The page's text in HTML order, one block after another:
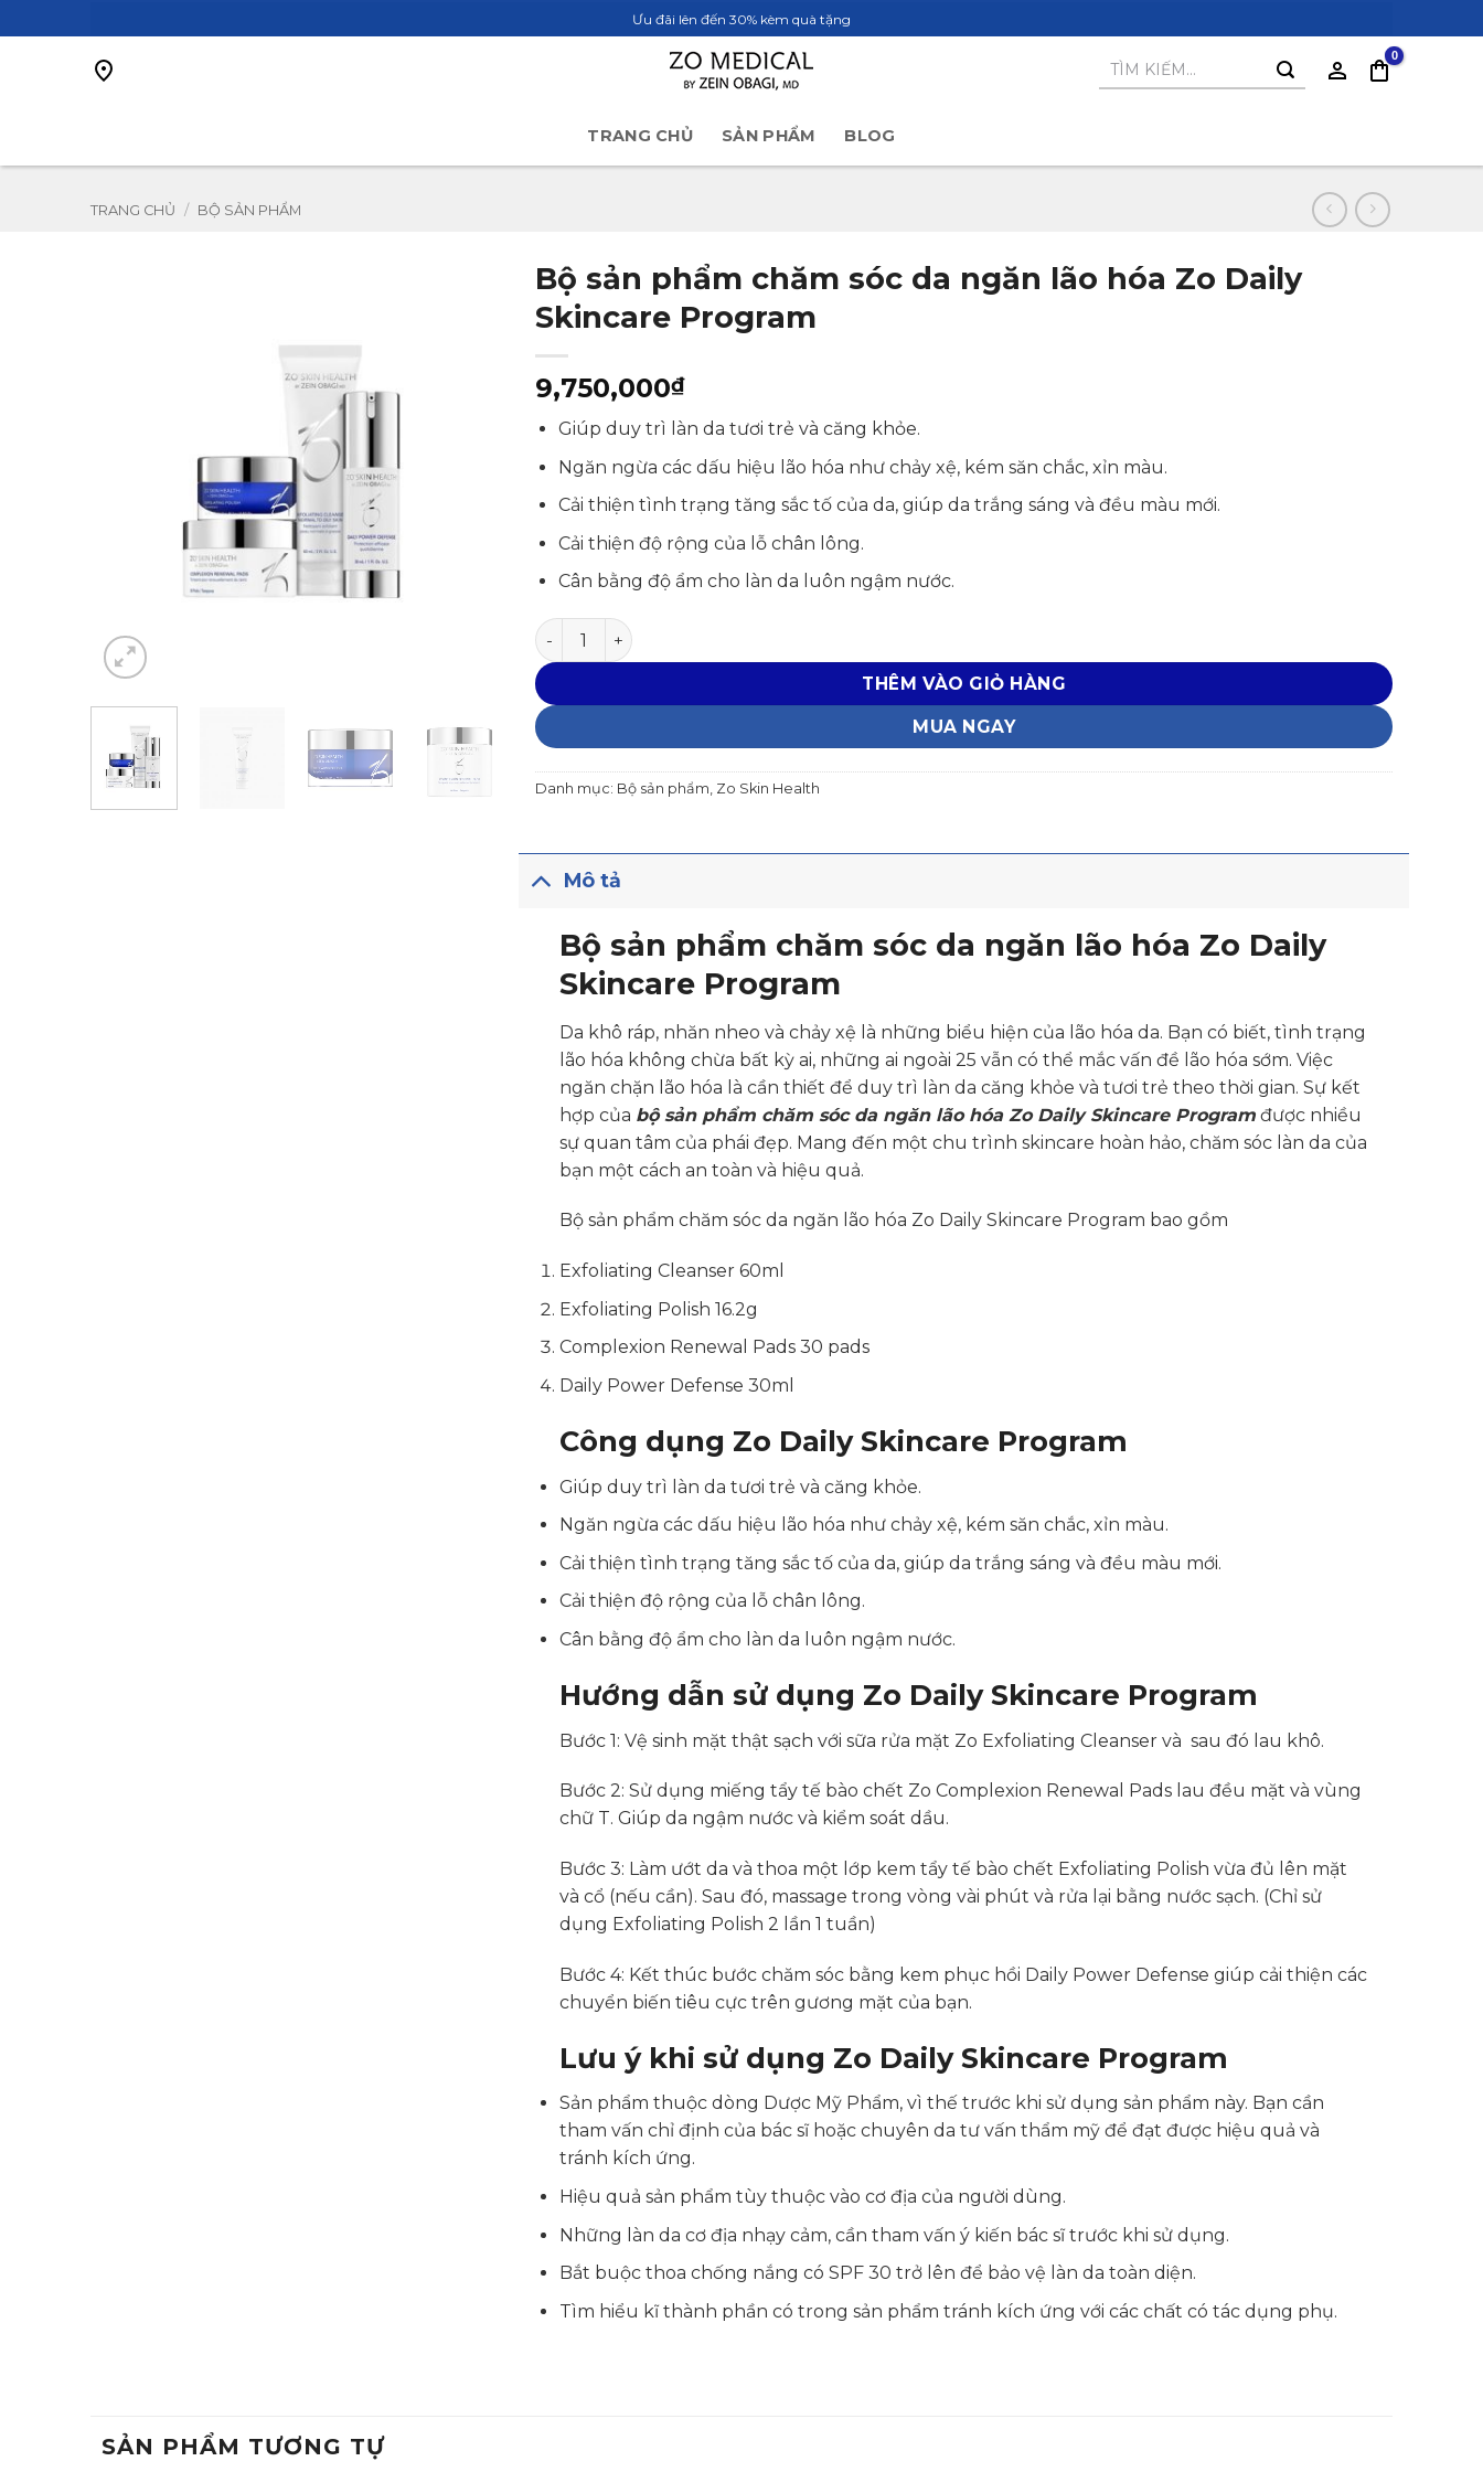
qua
Ưu đãi lên đến 30% kèm quà tặng
Tìm
TRANG CHỦ SẢN PHẨM BLOG
TRANG CHỦ / BỘ SẢN PHẨM
Bộ sản phẩm chăm sóc da ngăn lão hóa Zo Daily
Skincare Program
9,750,000₫
Giúp duy trì làn da tươi trẻ và căng khỏe.
Ngăn ngừa các dấu hiệu lão hóa như chảy xệ, kém săn chắc, xỉn màu.
Cải thiện tình trạng tăng sắc tố của da, giúp da trắng sáng và đều màu mới.
Cải thiện độ rộng của lỗ chân lông.
Cân bằng độ ẩm cho làn da luôn ngậm nước.
Bộ sản phẩm chăm sóc da ngăn lão hóa Zo Daily Skincare Program số lượng
THÊM VÀO GIỎ HÀNG
MUA NGAY
Danh mục: Bộ sản phẩm, Zo Skin Health
Mô tả
Bộ sản phẩm chăm sóc da ngăn lão hóa Zo Daily
Skincare Program
Da khô ráp, nhăn nheo và chảy xệ là những biểu hiện của lão hóa da. Bạn có biết, tình trạng
lão hóa không chừa bất kỳ ai, những ai ngoài 25 vẫn có thể mắc vấn đề lão hóa sớm. Việc
ngăn chặn lão hóa là cần thiết để duy trì làn da căng khỏe và tươi trẻ theo thời gian. Sự kết
hợp của bộ sản phẩm chăm sóc da ngăn lão hóa Zo Daily Skincare Program được nhiều
sự quan tâm của phái đẹp. Mang đến một chu trình skincare hoàn hảo, chăm sóc làn da của
bạn một cách an toàn và hiệu quả.
Bộ sản phẩm chăm sóc da ngăn lão hóa Zo Daily Skincare Program bao gồm
Exfoliating Cleanser 60ml
Exfoliating Polish 16.2g
Complexion Renewal Pads 30 pads
Daily Power Defense 30ml
Công dụng Zo Daily Skincare Program
Giúp duy trì làn da tươi trẻ và căng khỏe.
Ngăn ngừa các dấu hiệu lão hóa như chảy xệ, kém săn chắc, xỉn màu.
Cải thiện tình trạng tăng sắc tố của da, giúp da trắng sáng và đều màu mới.
Cải thiện độ rộng của lỗ chân lông.
Cân bằng độ ẩm cho làn da luôn ngậm nước.
Hướng dẫn sử dụng Zo Daily Skincare Program
Bước 1: Vệ sinh mặt thật sạch với sữa rửa mặt Zo Exfoliating Cleanser và sau đó lau khô.
Bước 2: Sử dụng miếng tẩy tế bào chết Zo Complexion Renewal Pads lau đều mặt và vùng
chữ T. Giúp da ngậm nước và kiểm soát dầu.
Bước 3: Làm ướt da và thoa một lớp kem tẩy tế bào chết Exfoliating Polish vừa đủ lên mặt
và cổ (nếu cần). Sau đó, massage trong vòng vài phút và rửa lại bằng nước sạch. (Chỉ sử
dụng Exfoliating Polish 2 lần 1 tuần)
Bước 4: Kết thúc bước chăm sóc bằng kem phục hồi Daily Power Defense giúp cải thiện các
chuyển biến tiêu cực trên gương mặt của bạn.
Lưu ý khi sử dụng Zo Daily Skincare Program
Sản phẩm thuộc dòng Dược Mỹ Phẩm, vì thế trước khi sử dụng sản phẩm này. Bạn cần
tham vấn chỉ định của bác sĩ hoặc chuyên da tư vấn thẩm mỹ để đạt được hiệu quả và
tránh kích ứng.
Hiệu quả sản phẩm tùy thuộc vào cơ địa của người dùng.
Những làn da cơ địa nhạy cảm, cần tham vấn ý kiến bác sĩ trước khi sử dụng.
Bắt buộc thoa chống nắng có SPF 30 trở lên để bảo vệ làn da toàn diện.
Tìm hiểu kĩ thành phần có trong sản phẩm tránh kích ứng với các chất có tác dụng phụ.
SẢN PHẨM TƯƠNG TỰ